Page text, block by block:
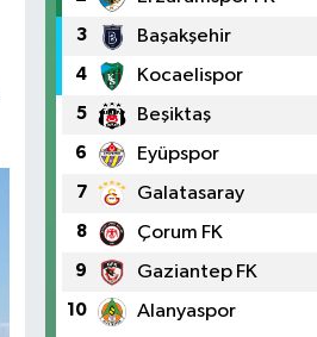
3 Başakşehir
4 Kocaelispor
5 Beşiktaş
6 Eyüpspor
7 Galatasaray
8 Çorum FK
9 Gaziantep FK
10 Alanyaspor